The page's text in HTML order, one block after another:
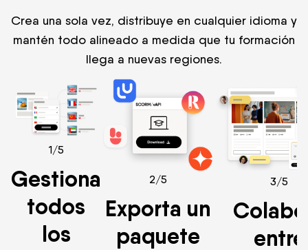
Crea una sola vez, distribuye en cualquier idioma y
mantén todo alineado a medida que tu formación
llega a nuevas regiones.
1/5
Gestiona
todos
los
2/5
Exporta un
paquete
3/5
entre